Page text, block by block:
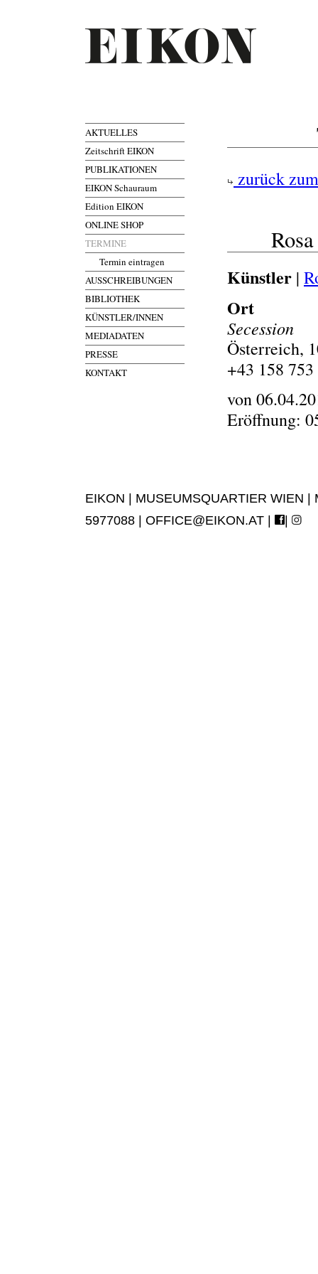
AKTUELLES
Zeitschrift EIKON
PUBLIKATIONEN
EIKON Schauraum
Edition EIKON
ONLINE SHOP
TERMINE
Termin eintragen
AUSSCHREIBUNGEN
BIBLIOTHEK
KÜNSTLER/INNEN
MEDIADATEN
PRESSE
KONTAKT
zurück
Künstler |
Ort
Secession
Österreich,
+43 158
von
Eröffnung:
EIKON | MUSEUMSQUARTIER WIEN
5977088 | OFFICE@EIKON.AT | |